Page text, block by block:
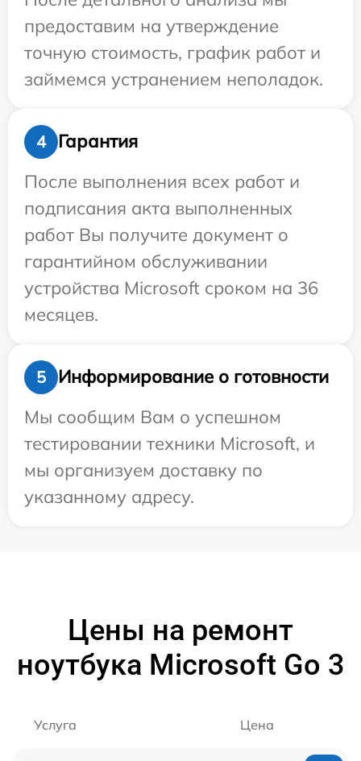
предоставим на утверждение
точную стоимость, график работ и
займемся устранением неполадок.
4
Гарантия
После выполнения всех работ и
подписания акта выполненных
работ Вы получите документ о
гарантийном обслуживании
устройства Microsoft сроком на 36
месяцев.
5
Информирование о готовности
Мы сообщим Вам о успешном
тестировании техники Microsoft, и
мы организуем доставку по
указанному адресу.
Цены на ремонт
ноутбука Microsoft Go 3
Услуга Цена